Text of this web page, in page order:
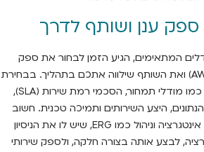
המתאימים, הגיע הזמן לבחור את ספק
הענן (כמו AWS, Azure, GCP) ואת השותף שילווה אתכם בתהליך. בבחירת
ספק, יש לשקול פרמטרים כמו מודלי תמחור, הסכמי רמת שירות (SLA),
היצע השירותים ותמיכה טכנית. חשוב
לא פחות הוא לבחור שותף אינטגרציה וניהול כמו ERG, שיש לו את הניסיון
לבצע אותה בצורה חלקה, ולספק שירותי